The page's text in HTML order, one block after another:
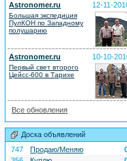
Astronomer.ru 12-11-
Большая экспедиция
ПулКОН по Западному
полушарию
Astronomer.ru 10-10-
Первый свет второго
Цейсс-600 в Тарихе
Все обновления
Доска объявлений
747
Продаю/Меняю